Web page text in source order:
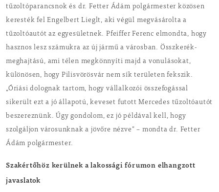
tűzoltóparancsnok és dr. Fetter Ádám polgármester közösen
keresték fel Engelbert Lieglt, aki végül megvásárolta a
tűzoltóautót az egyesületnek. Pfeiffer Ferenc elmondta, hogy
hasznos lesz számukra az új jármű a városban. Összkerék-
meghajtású, ami télen megkönnyíti majd a vonulásokat,
különösen, hogy Pilisvörösvár nem sík területen fekszik.
„Óriási dolognak tartom, hogy vállalkozói összefogással
sikerült ezt a jó állapotú, keveset futott Mercedes tűzoltóautót
beszereznünk. Úgy gondolom, ez jó példával kell, hogy
szolgáljon városunknak a jövőre nézve” – mondta dr. Fetter
Ádám polgármester.
Szakértőhöz kerülnek a lakossági fórumon elhangzott
javaslatok